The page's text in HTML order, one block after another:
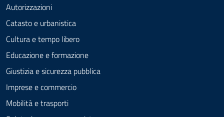
Autorizzazioni
Catasto e urbanistica
Cultura e tempo libero
Educazione e formazione
Giustizia e sicurezza pubblica
Imprese e commercio
Mobilità e trasporti